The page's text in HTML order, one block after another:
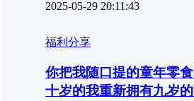
2025-05-29 20:11:43
福利分享
你把我随口提的童年零
十岁的我重新拥有九岁的